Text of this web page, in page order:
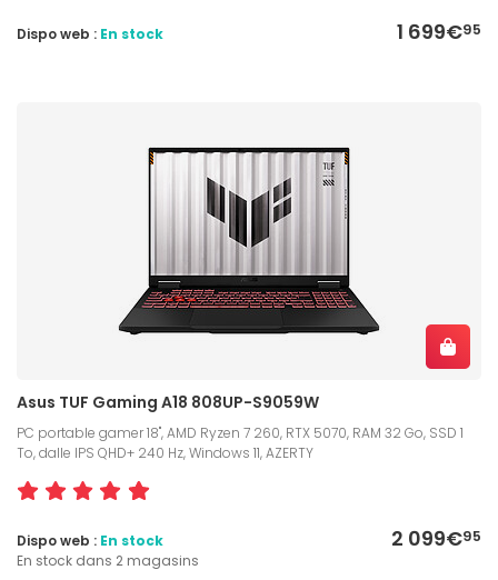
1 699€95
Dispo web : En stock
Asus TUF Gaming A18 808UP-S9059W
PC portable gamer 18", AMD Ryzen 7 260, RTX 5070, RAM 32 Go, SSD 1
To, dalle IPS QHD+ 240 Hz, Windows 11, AZERTY
2 099€95
Dispo web : En stock
En stock dans 2 magasins